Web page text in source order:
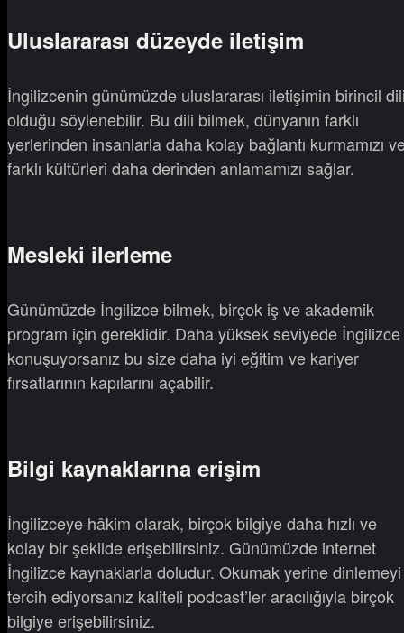
Uluslararası düzeyde iletişim
İngilizcenin günümüzde uluslararası iletişimin birincil
olduğu söylenebilir. Bu dili bilmek, dünyanın farklı
yerlerinden insanlarla daha kolay bağlantı kurmamızı
farklı kültürleri daha derinden anlamamızı sağlar.
Mesleki ilerleme
Günümüzde İngilizce bilmek, birçok iş ve akademik
program için gereklidir. Daha yüksek seviyede İngilizce
konuşuyorsanız bu size daha iyi eğitim ve kariyer
fırsatlarının kapılarını açabilir.
Bilgi kaynaklarına erişim
İngilizceye hâkim olarak, birçok bilgiye daha hızlı ve
kolay bir şekilde erişebilirsiniz. Günümüzde internet
İngilizce kaynaklarla doludur. Okumak yerine dinlemeyi
tercih ediyorsanız kaliteli podcast’ler aracılığıyla birçok
bilgiye erişebilirsiniz.